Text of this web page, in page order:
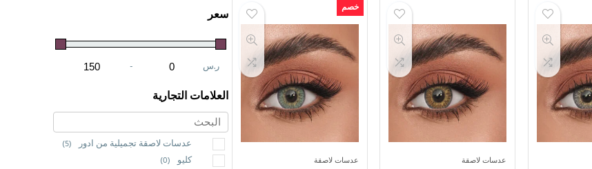
سعر
ر.س Minimum Price
-
Maximum Price
العلامات التجارية
عدسات لاصقة تجميلية من ادور (5)
كليو (0) عدسات لاصقة
خصم
عدسات لاصقة